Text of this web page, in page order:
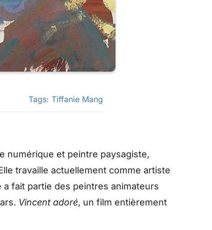
Tags: Tiffanie Mang
numérique et peintre paysagiste,
travaille actuellement comme artiste
fait partie des peintres animateurs
Vincent adoré, un film entièrement